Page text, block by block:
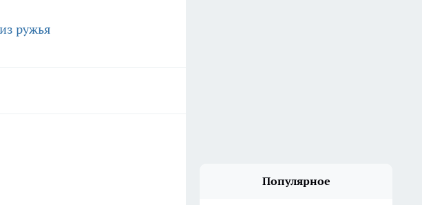
ружья
Популярное